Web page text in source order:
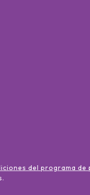
del programa de
.